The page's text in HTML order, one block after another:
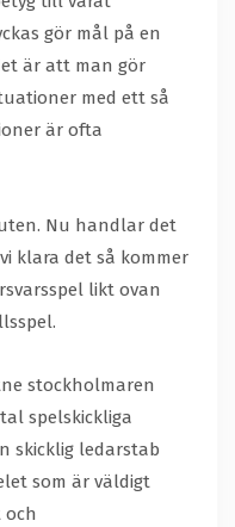
gör mål på en
är att man gör
med ett så
är ofta
Nu handlar det
klara det så kommer
likt ovan
stockholmaren
spelskickliga
skicklig ledarstab
som är väldigt
och